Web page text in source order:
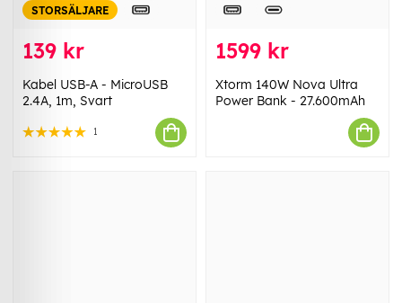
STORSÄLJARE
139 kr
Kabel USB-A - MicroUSB
2.4A, 1m, Svart
1
1599 kr
Xtorm 140W Nova Ultra
Power Bank - 27.600mAh